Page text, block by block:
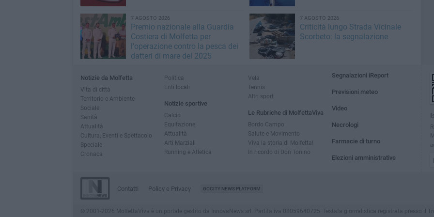
7 AGOSTO 2026
Premio nazionale alla Guardia
Costiera di Molfetta per
l'operazione contro la pesca dei
datteri di mare del 2025
7 AGOSTO 2026
Criticità lungo Strada Vicinale
Scorbeto: la segnalazione
Notizie da Molfetta
Vita di città
Territorio e Ambiente
Sociale
Sanità
Attualità
Cultura, Eventi e Spettacolo
Speciale
Cronaca
Politica
Enti locali
Notizie sportive
Calcio
Equitazione
Attualità
Arti Marziali
Running e Atletica
Vela
Tennis
Altri sport
Le Rubriche di MolfettaViva
Bordo Campo
Salute e Movimento
Viva la storia di Molfetta!
In ricordo di Don Tonino
Segnalazioni iReport
Previsioni meteo
Video
Necrologi
Farmacie di turno
Elezioni amministrative
Contatti Policy e Privacy GOCITY NEWS PLATFORM
© 2001-2026 MolfettaViva è un portale gestito da InnovaNews srl. Partita iva 08059640725. Testata giornalistica registrata presso il